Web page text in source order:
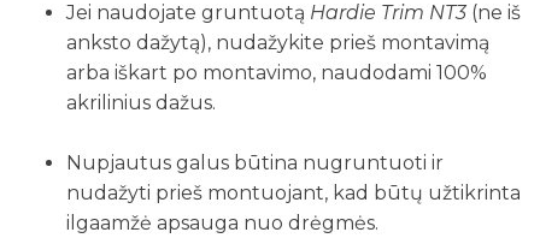
Jei naudojate gruntuotą Hardie Trim NT3 (ne iš
anksto dažytą), nudažykite prieš montavimą
arba iškart po montavimo, naudodami 100%
akrilinius dažus.
Nupjautus galus būtina nugruntuoti ir
nudažyti prieš montuojant, kad būtų užtikrinta
ilgaamžė apsauga nuo drėgmės.